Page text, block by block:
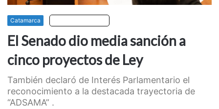
Catamarca
El Senado dio media sanción a
cinco proyectos de Ley
También declaró de Interés Parlamentario el
reconocimiento a la destacada trayectoria de
“ADSAMA” .